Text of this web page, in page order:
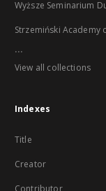
Wyższe Seminarium
Strzemiński Academy
...
View all collections
Indexes
Title
Creator
Contributor